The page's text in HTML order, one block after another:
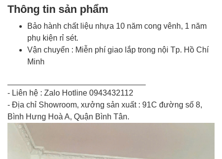
Thông tin sản phẩm
Bảo hành chất liệu nhựa 10 năm cong vênh, 1 năm
phụ kiện rỉ sét.
Vận chuyển : Miễn phí giao lắp trong nội Tp. Hồ Chí
Minh
- Liên hệ : Zalo Hotline 0943432112
- Địa chỉ Showroom, xưởng sản xuất : 91C đường số 8,
Bình Hưng Hoà A, Quận Bình Tân.